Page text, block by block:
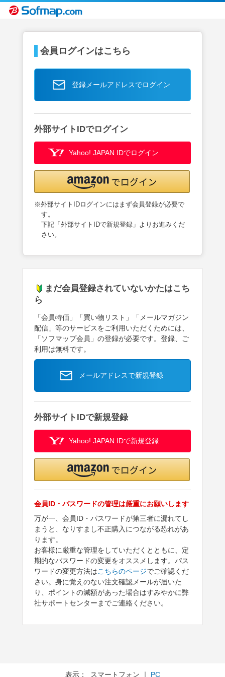
会員ログインはこちら
登録メールアドレスでログイン
外部サイトIDでログイン
Yahoo! JAPAN IDでログイン
※外部サイトIDログインにはまず会員登録が必要で
す。
下記「外部サイトIDで新規登録」よりお進みくだ
さい。
まだ会員登録されていないかたはこち
ら
「会員特価」「買い物リスト」「メールマガジン
配信」等のサービスをご利用いただくためには、
「ソフマップ会員」の登録が必要です。登録、ご
利用は無料です。
メールアドレスで新規登録
外部サイトIDで新規登録
Yahoo! JAPAN IDで新規登録
会員ID・パスワードの管理は厳重にお願いします
万が一、会員ID・パスワードが第三者に漏れてし
まうと、なりすまし不正購入につながる恐れがあ
ります。
お客様に厳重な管理をしていただくとともに、定
期的なパスワードの変更をオススメします。パス
ワードの変更方法はこちらのページでご確認くだ
さい。身に覚えのない注文確認メールが届いた
り、ポイントの減額があった場合はすみやかに弊
社サポートセンターまでご連絡ください。
表示： スマートフォン ｜ PC